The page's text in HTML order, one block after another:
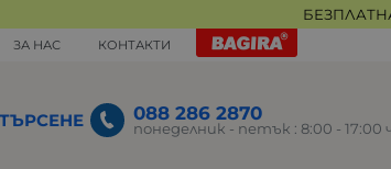
ЗА НАС КОНТАКТИ
ТЪРСЕНЕ 088 286 2870
понеделник - петък : 8:00 - 17:00